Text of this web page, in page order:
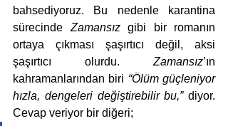
bahsediyoruz. Bu nedenle karantina
sürecinde Zamansız gibi bir romanın
ortaya çıkması şaşırtıcı değil, aksi
şaşırtıcı olurdu. Zamansız’ın
kahramanlarından biri “Ölüm güçleniyor
hızla, dengeleri değiştirebilir bu,” diyor.
Cevap veriyor bir diğeri;